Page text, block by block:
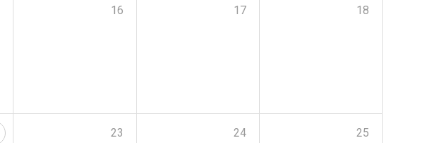
16 17 18
23 24 25